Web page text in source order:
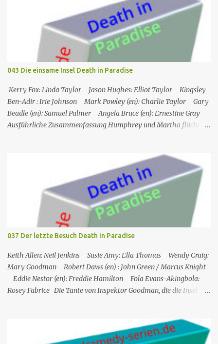
Touristen, die das Boot mit seinem Steuermann am Tag des
Mordes gemietet hatten, und dann auf eine Gruppe von Touristen,
die das Boot am nächsten Tag mieten sollten. Einziges Problem:
Die Verdächtigen sind nach England zurückgekehrt. Der
Kommandant beschließt daraufhin, sein Team (mit Ausnahme von
JP) nach London zu schicken, um die Ermittlungen mit Hilfe eines
043 Die einsame Insel Death in Paradise
Kerry Fox: Linda Taylor Jason Hughes: Elliot Taylor Kingsley
Ben-Adir : Irie Johnson Mark Powley (en): Charlie Taylor Gary
Beadle (en): Samuel Palmer Angela Bruce (en): Ernestine Gray
Ausführliche Zusammenfassung Humphrey und Martha flüchten
wird einer der Besitzer, Charlie Taylor, erstochen in seinem
Zimmer aufgefunden, aber ein vertrauenswürdiger Zeuge, da es
sich um Humphrey selbst handelt, kann bestätigen, dass zwischen
dem Zeitpunkt, als Charlie in sein Zimmer ging, und dem
Zeitpunkt, als seine Leiche gefunden wurde, niemand nach oben
gegangen ist. Humphrey nimmt Martha mit auf eine Privatinsel,
wo es ein Hotel namens Hotel Cecile gibt, das den Taylor-Brüdern
gemeinsam im Speisesa...
037 Der letzte Besuch Death in Paradise
Keith Allen: Neil Jenkins Susie Amy: Ella Thomas Wendy Craig:
Mary Goodman Robert Daws (en) : John Green / Marcus Knight
Eddie Nestor (en): Freddie Hamilton Fola Evans-Akingbola:
Rosey Fabrice Die Tante von Inspektor Goodman, die die Insel
er tat, als er auf die Insel kam, war, Neil Jenkins zu treffen, einen
ehemaligen Gangster, der gekommen war, um einen ruhigen